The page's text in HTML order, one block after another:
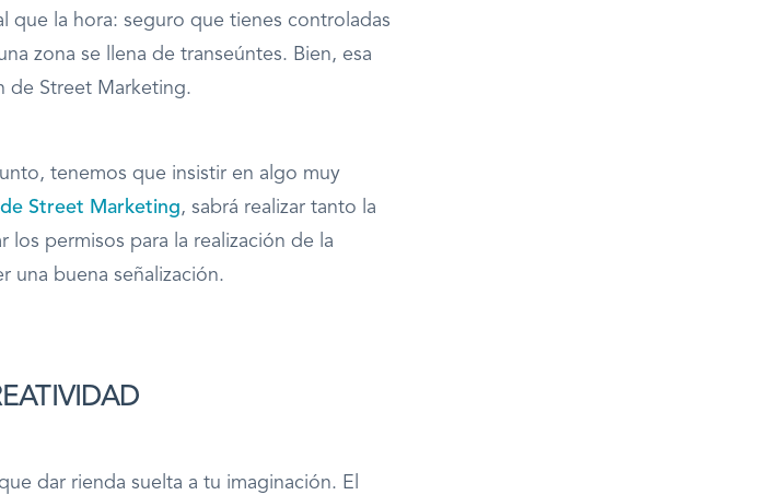
que la hora: seguro que tienes controladas
zona se llena de transeúntes. Bien, esa
de Street Marketing.
tenemos que insistir en algo muy
Street Marketing, sabrá realizar tanto la
permisos para la realización de la
una buena señalización.
dar rienda suelta a tu imaginación. El